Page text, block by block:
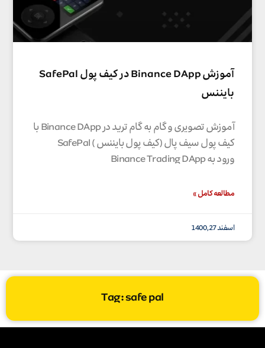
آموزش Binance DApp در کیف پول SafePal
بایننس
آموزش تصویری و گام به گام ترید در Binance DApp با
کیف پول سیف پال (کیف پول بایننس ) SafePal
ورود به Binance Trading DApp
مطالعه کامل »
اسفند 27, 1400
Tag: safe pal